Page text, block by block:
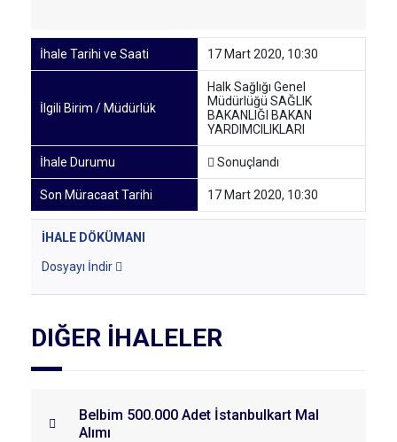
İhale Tarihi ve Saati 17 Mart 2020, 10:30
İlgili Birim / Müdürlük
Halk Sağlığı Genel
Müdürlüğü SAĞLIK
BAKANLIĞI BAKAN
YARDIMCILIKLARI
İhale Durumu Sonuçlandı
Son Müracaat Tarihi 17 Mart 2020, 10:30
İHALE DÖKÜMANI
Dosyayı İndir
DIĞER İHALELER
Belbim 500.000 Adet İstanbulkart Mal
Alımı